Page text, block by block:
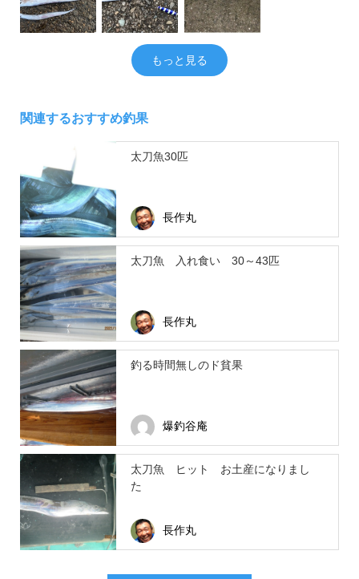
もっと見る
関連するおすすめ釣果
太刀魚30匹
長作丸
太刀魚 入れ食い 30～43匹
長作丸
釣る時間無しのド貧果
爆釣谷庵
太刀魚 ヒット お土産になりまし
た
長作丸